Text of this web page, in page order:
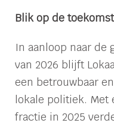
Blik op de toekomst
In aanloop naar de
van 2026 blijft
een betrouwbaar
lokale politiek. Met
fractie in 2025